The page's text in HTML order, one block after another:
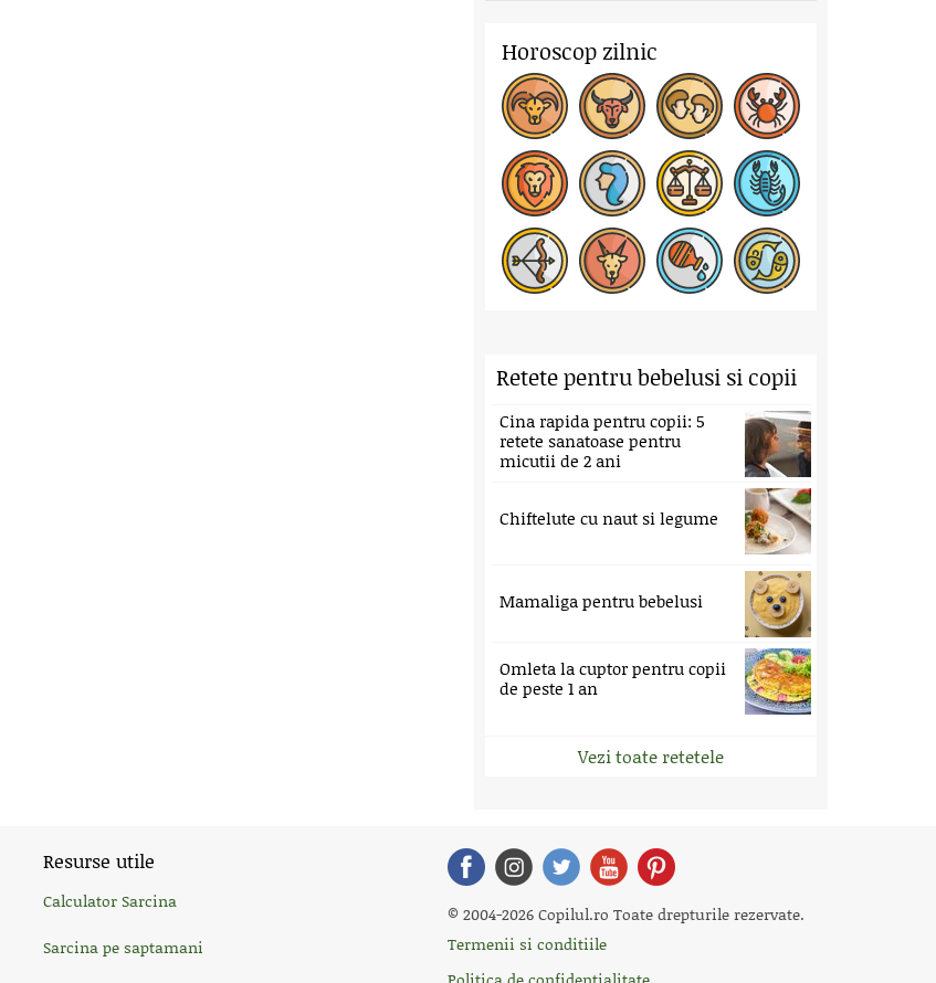
Horoscop zilnic
Retete pentru bebelusi si copii
Cina rapida pentru copii: 5
retete sanatoase pentru
micutii de 2 ani
Chiftelute cu naut si legume
Mamaliga pentru bebelusi
Omleta la cuptor pentru copii
de peste 1 an
Vezi toate retetele
Resurse utile
Calculator Sarcina
Sarcina pe saptamani
© 2004-2026 Copilul.ro Toate drepturile rezervate.
Termenii si conditiile